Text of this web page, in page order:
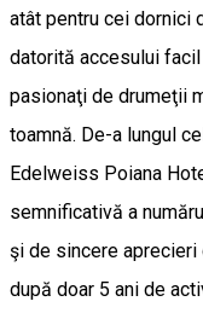
atât pentru cei dornici
datorită accesului
pasionaţi de drumeţii
toamnă. De-a lungul
Edelweiss Poiana
semnificativă a
şi de sincere aprecieri
după doar 5 ani de